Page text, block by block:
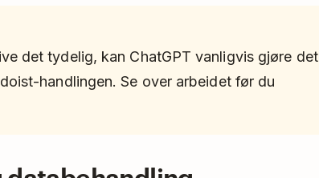
det tydelig, kan ChatGPT vanligvis gjøre det
handlingen. Se over arbeidet før du